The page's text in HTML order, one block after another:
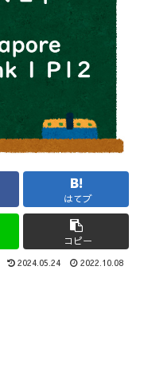
はてブ
コピー
2024.05.24 2022.10.08